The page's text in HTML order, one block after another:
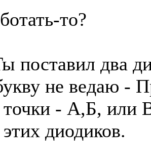
то?
поставил два
не ведаю -
- А,Б, или
диодиков.